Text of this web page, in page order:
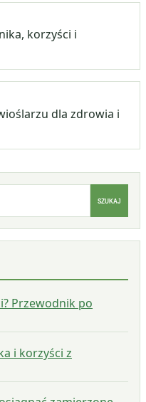
korzyści i
dla zdrowia i
SZUKAJ
Przewodnik po
i korzyści z